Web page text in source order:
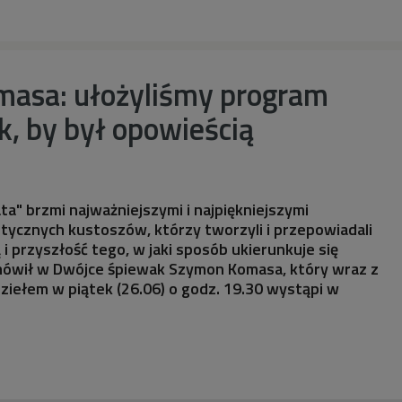
ułożyliśmy program
by był opowieścią
brzmi najważniejszymi i najpiękniejszymi
kustoszów, którzy tworzyli i przepowiadali
przyszłość tego, w jaki sposób ukierunkuje się
w Dwójce śpiewak Szymon Komasa, który wraz z
w piątek (26.06) o godz. 19.30 wystąpi w